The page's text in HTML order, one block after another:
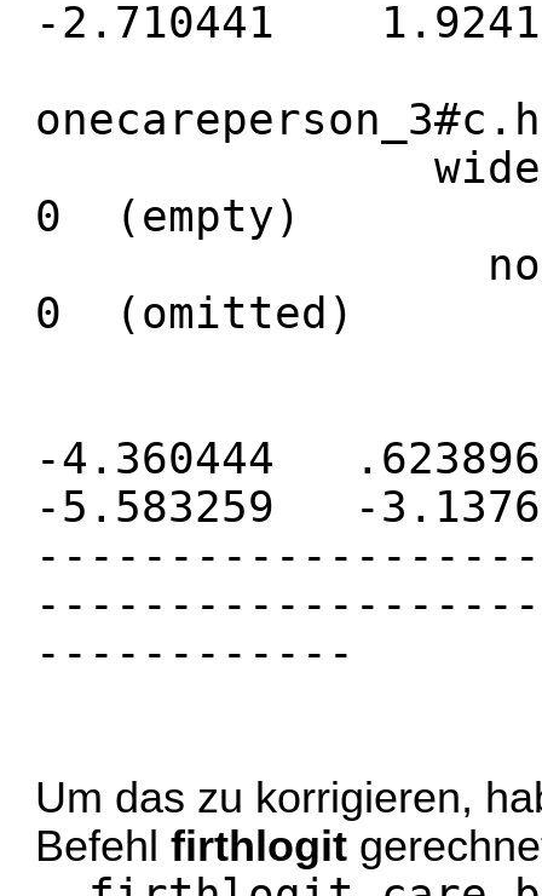
-2.710441
wider
0 (empty)
not
0 (omitted)
-4.360444
-5.583259 -
------------
Um das zu korrigieren,
Befehlfirthlogit